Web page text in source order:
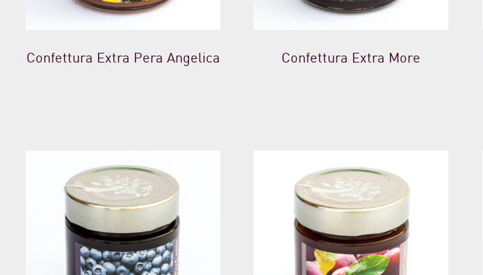
Confettura Extra Pera Angelica Confettura Extra More